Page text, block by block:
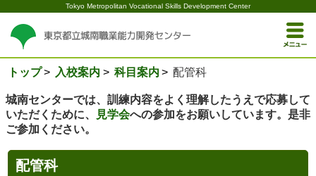
Tokyo Metropolitan Vocational Skills Development Center
トップ 入校案内 科目案内 配管科
城南センターでは、訓練内容をよく理解したうえで応募して
いただくために、
見学会への参加をお願いしています。是非
ご参加ください。
配管科